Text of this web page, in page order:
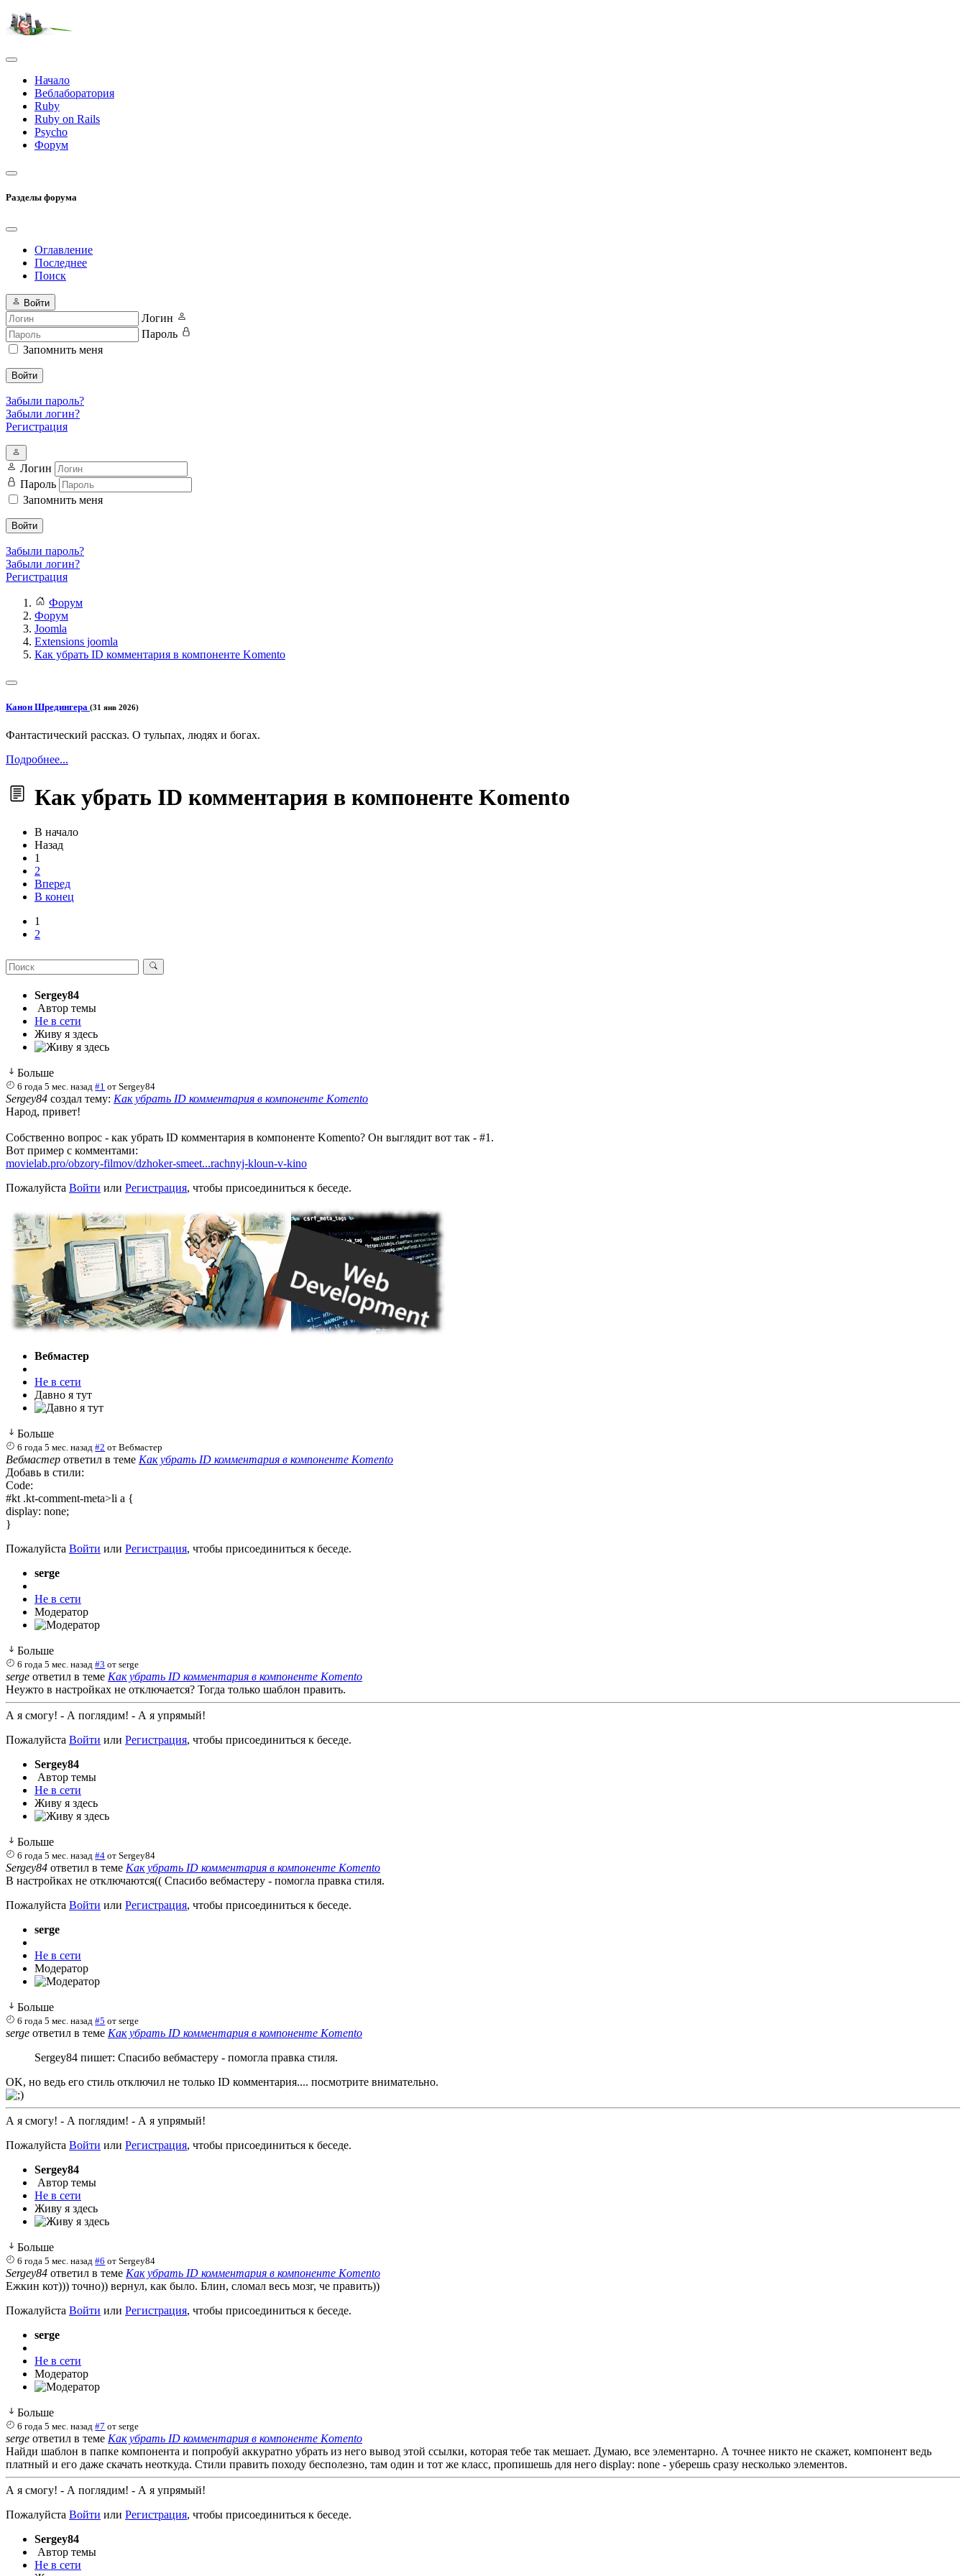
Начало
Веблаборатория
Ruby
Ruby on Rails
Psycho
Форум
Разделы форума
Оглавление
Последнее
Поиск
Войти
Логин
Пароль
Запомнить меня
Войти
Забыли пароль?
Забыли логин?
Регистрация
Логин
Пароль
Запомнить меня
Войти
Забыли пароль?
Забыли логин?
Регистрация
Форум
Форум
Joomla
Extensions joomla
Как убрать ID комментария в компоненте Komento
Канон Шредингера (31 янв 2026)
Фантастический рассказ. О тульпах, людях и богах.
Подробнее...
Как убрать ID комментария в компоненте Komento
В начало
Назад
1
2
Вперед
В конец
1
2
Sergey84
Автор темы
Не в сети
Живу я здесь
Больше
6 года 5 мес. назад #1 отSergey84
Sergey84 создал тему: Как убрать ID комментария в компоненте Komento
Народ, привет!
Собственно вопрос - как убрать ID комментария в компоненте Komento? Он выглядит вот так - #1.
Вот пример с комментами:
movielab.pro/obzory-filmov/dzhoker-smeet...rachnyj-kloun-v-kino
Пожалуйста Войти или Регистрация, чтобы присоединиться к беседе.
Вебмастер
Не в сети
Давно я тут
Больше
6 года 5 мес. назад #2 отВебмастер
Вебмастер ответил в теме Как убрать ID комментария в компоненте Komento
Добавь в стили:
Code:
#kt .kt-comment-meta>li a {
display: none;
}
Пожалуйста Войти или Регистрация, чтобы присоединиться к беседе.
serge
Не в сети
Модератор
Больше
6 года 5 мес. назад #3 отserge
serge ответил в теме Как убрать ID комментария в компоненте Komento
Неужто в настройках не отключается? Тогда только шаблон править.
А я смогу! - А поглядим! - А я упрямый!
Пожалуйста Войти или Регистрация, чтобы присоединиться к беседе.
Sergey84
Автор темы
Не в сети
Живу я здесь
Больше
6 года 5 мес. назад #4 отSergey84
Sergey84 ответил в теме Как убрать ID комментария в компоненте Komento
В настройках не отключаются(( Спасибо вебмастеру - помогла правка стиля.
Пожалуйста Войти или Регистрация, чтобы присоединиться к беседе.
serge
Не в сети
Модератор
Больше
6 года 5 мес. назад #5 отserge
serge ответил в теме Как убрать ID комментария в компоненте Komento
Sergey84 пишет: Спасибо вебмастеру - помогла правка стиля.
OK, но ведь его стиль отключил не только ID комментария.... посмотрите внимательно.
А я смогу! - А поглядим! - А я упрямый!
Пожалуйста Войти или Регистрация, чтобы присоединиться к беседе.
Sergey84
Автор темы
Не в сети
Живу я здесь
Больше
6 года 5 мес. назад #6 отSergey84
Sergey84 ответил в теме Как убрать ID комментария в компоненте Komento
Ежкин кот))) точно)) вернул, как было. Блин, сломал весь мозг, че править))
Пожалуйста Войти или Регистрация, чтобы присоединиться к беседе.
serge
Не в сети
Модератор
Больше
6 года 5 мес. назад #7 отserge
serge ответил в теме Как убрать ID комментария в компоненте Komento
Найди шаблон в папке компонента и попробуй аккуратно убрать из него вывод этой ссылки, которая тебе так мешает. Думаю, все элементарно. А точнее никто не скажет, компонент ведь
платный и его даже скачать неоткуда. Стили править походу бесполезно, там один и тот же класс, пропишешь для него display: none - уберешь сразу несколько элементов.
А я смогу! - А поглядим! - А я упрямый!
Пожалуйста Войти или Регистрация, чтобы присоединиться к беседе.
Sergey84
Автор темы
Не в сети